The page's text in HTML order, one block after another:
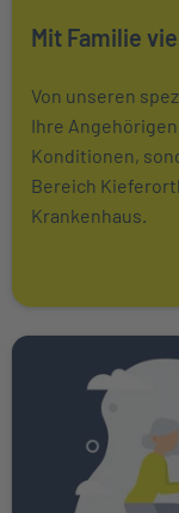
Mit Familie
Von unseren
Ihre
Konditionen,
Bereich
Krankenhaus.